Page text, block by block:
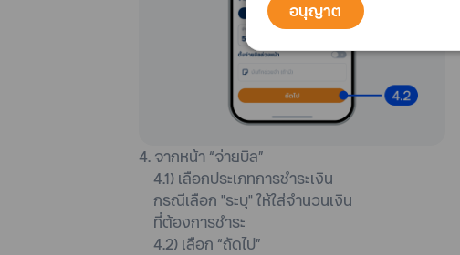
4. จากหน้า “จ่ายบิล”
4.1) เลือกประเภทการชำระเงิน
กรณีเลือก "ระบุ" ให้ใส่จำนวนเงิน
ที่ต้องการชำระ
4.2) เลือก “ถัดไป”
อนุญาต